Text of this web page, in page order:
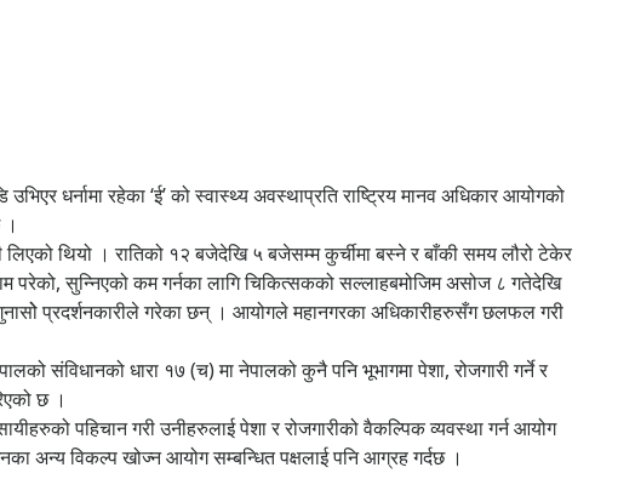
धर्नामा रहेका ‘ई’ को स्वास्थ्य अवस्थाप्रति राष्ट्रिय मानव अधिकार आयोगको
।
थियो । रातिको १२ बजेदेखि ५ बजेसम्म कुर्चीमा बस्ने र बाँकी समय लौरो टेकेर
परेको, सुन्निएको कम गर्नका लागि चिकित्सकको सल्लाहबमोजिम असोज ८ गतेदेखि
प्रदर्शनकारीले गरेका छन् । आयोगले महानगरका अधिकारीहरुसँग छलफल गरी
संविधानको धारा १७ (च) मा नेपालको कुनै पनि भूभागमा पेशा, रोजगारी गर्ने र
छ ।
पहिचान गरी उनीहरुलाई पेशा र रोजगारीको वैकल्पिक व्यवस्था गर्न आयोग
अन्य विकल्प खोज्न आयोग सम्बन्धित पक्षलाई पनि आग्रह गर्दछ ।